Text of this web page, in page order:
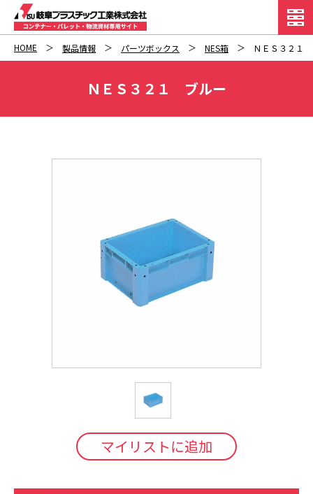
HOME 製品情報 パーツボックス NES箱 ＮＥＳ３２１
ＮＥＳ３２１ ブルー
マイリストに追加